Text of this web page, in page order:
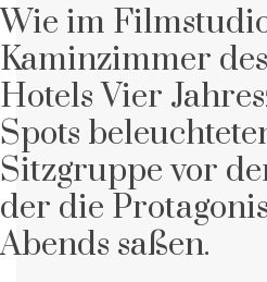
Wie im
Kaminzimmer
Hotels Vier
Spots
Sitzgruppe vor
der die
Abends saßen.